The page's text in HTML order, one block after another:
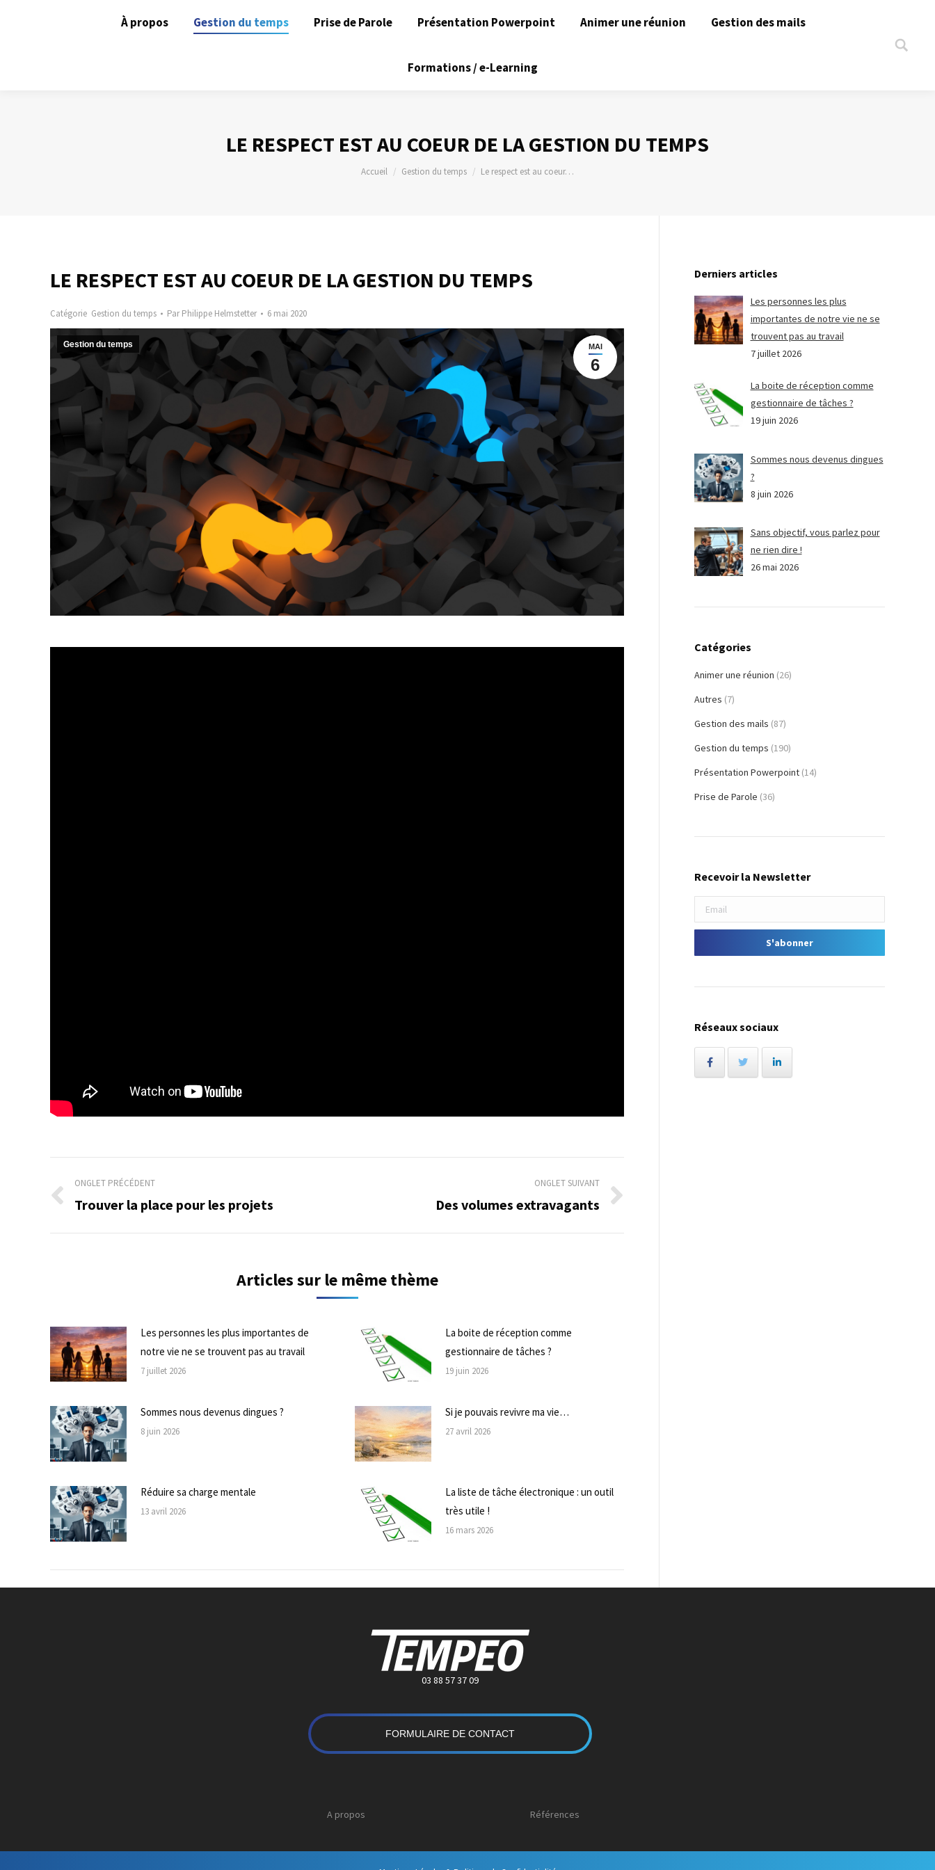
À propos Gestion du temps Prise de Parole Présentation Powerpoint Animer une réunion Gestion des mails
Formations / e-Learning
Search:
LE RESPECT EST AU COEUR DE LA GESTION DU TEMPS
Vous êtes ici :
Accueil Gestion du temps Le respect est au coeur…
LE RESPECT EST AU COEUR DE LA GESTION DU TEMPS
Catégorie Gestion du temps ParPhilippe Helmstetter 6 mai 2020
MAI
6
Gestion du temps
Navigation
de
commentaire
ONGLET PRÉCÉDENT
Onglet
Trouver la place pour les projets
ONGLET SUIVANT
Des volumes extravagants
Articles sur le même thème
Les personnes les plus importantes de
notre vie ne se trouvent pas au travail
7 juillet 2026
La boite de réception comme
gestionnaire de tâches ?
19 juin 2026
Sommes nous devenus dingues ?
8 juin 2026
Si je pouvais revivre ma vie…
27 avril 2026
Réduire sa charge mentale
13 avril 2026
La liste de tâche électronique : un outil
très utile !
16 mars 2026
Derniers articles
Les personnes les plus
importantes de notre vie ne se
trouvent pas au travail
7 juillet 2026
La boite de réception comme
gestionnaire de tâches ?
19 juin 2026
Sommes nous devenus dingues
?
8 juin 2026
Sans objectif, vous parlez pour
ne rien dire !
26 mai 2026
Catégories
Animer une réunion (26)
Autres (7)
Gestion des mails (87)
Gestion du temps (190)
Présentation Powerpoint (14)
Prise de Parole (36)
Recevoir la Newsletter
Réseaux sociaux
03 88 57 37 09
FORMULAIRE DE CONTACT
A propos Références